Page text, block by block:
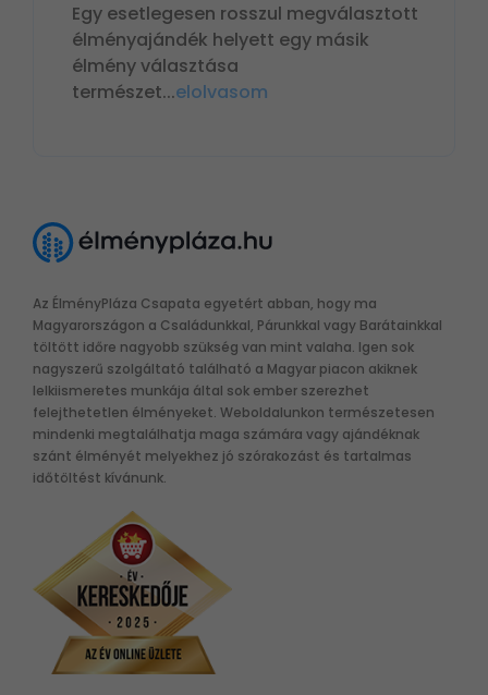
Egy esetlegesen rosszul megválasztott
élményajándék helyett egy másik
élmény választása
természet...elolvasom
Az ÉlményPláza Csapata egyetért abban, hogy ma
Magyarországon a Családunkkal, Párunkkal vagy Barátainkkal
töltött időre nagyobb szükség van mint valaha. Igen sok
nagyszerű szolgáltató található a Magyar piacon akiknek
lelkiismeretes munkája által sok ember szerezhet
felejthetetlen élményeket. Weboldalunkon természetesen
mindenki megtalálhatja maga számára vagy ajándéknak
szánt élményét melyekhez jó szórakozást és tartalmas
időtöltést kívánunk.